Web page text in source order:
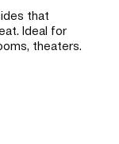
that
Ideal for
theaters.